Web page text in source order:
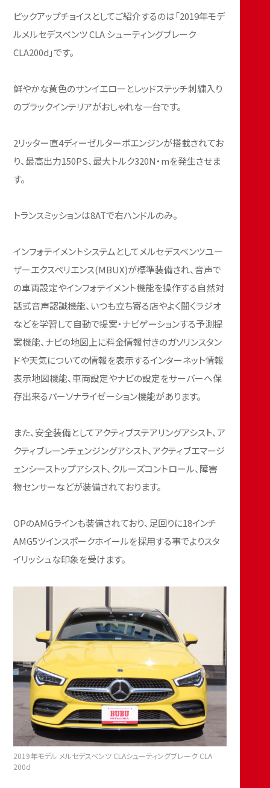
ピックアップチョイスとしてご紹介するのは「2019年モデ
ルメルセデスベンツ CLA シューティングブレーク
CLA200d」です。
鮮やかな黄色のサンイエローとレッドステッチ刺繍入り
のブラックインテリアがおしゃれな一台です。
2リッター直4ディーゼルターボエンジンが搭載されてお
り、最高出力150PS、最大トルク320N・mを発生させま
す。
トランスミッションは8ATで右ハンドルのみ。
インフォテイメントシステムとしてメルセデスベンツユー
ザーエクスペリエンス(MBUX)が標準装備され、音声で
の車両設定やインフォテイメント機能を操作する自然対
話式音声認識機能、いつも立ち寄る店やよく聞くラジオ
などを学習して自動で提案・ナビゲーションする予測提
案機能、ナビの地図上に料金情報付きのガソリンスタン
ドや天気についての情報を表示するインターネット情報
表示地図機能、車両設定やナビの設定をサーバーへ保
存出来るパーソナライゼーション機能があります。
また、安全装備としてアクティブステアリングアシスト、ア
クティブレーンチェンジングアシスト、アクティブエマージ
ェンシーストップアシスト、クルーズコントロール、障害
物センサーなどが装備されております。
OPのAMGラインも装備されており、足回りに18インチ
AMG5ツインスポークホイールを採用する事でよりスタ
イリッシュな印象を受けます。
2019年モデル メルセデスベンツ CLAシューティングブレーク CLA
200d